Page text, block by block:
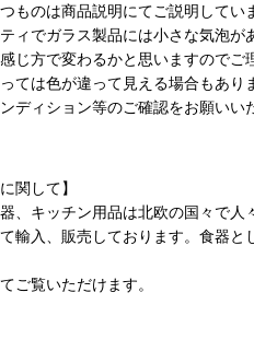
ものは商品説明にてご説明して
ィでガラス製品には小さな気泡が
じ方で変わるかと思いますのでご
ては色が違って見える場合もあ
ディション等のご確認をお願い
関して】
、キッチン用品は北欧の国々で
輸入、販売しております。食器
ご覧いただけます。